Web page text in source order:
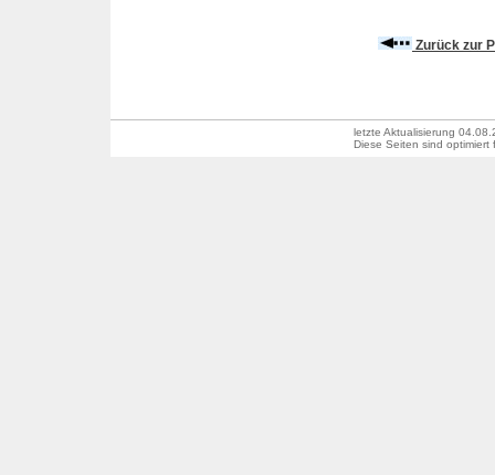
Zurück zur
letzte Aktualisierung
Diese Seiten sind